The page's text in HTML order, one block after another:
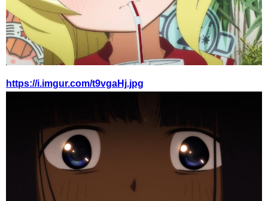
https://i.imgur.com/t9vgaHj.jpg